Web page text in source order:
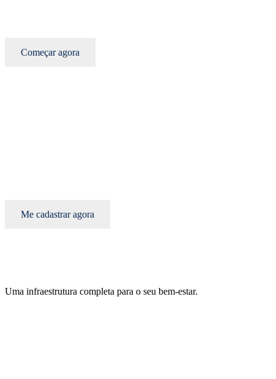
Começar agora
Me cadastrar agora
Uma infraestrutura completa para o seu bem-estar.